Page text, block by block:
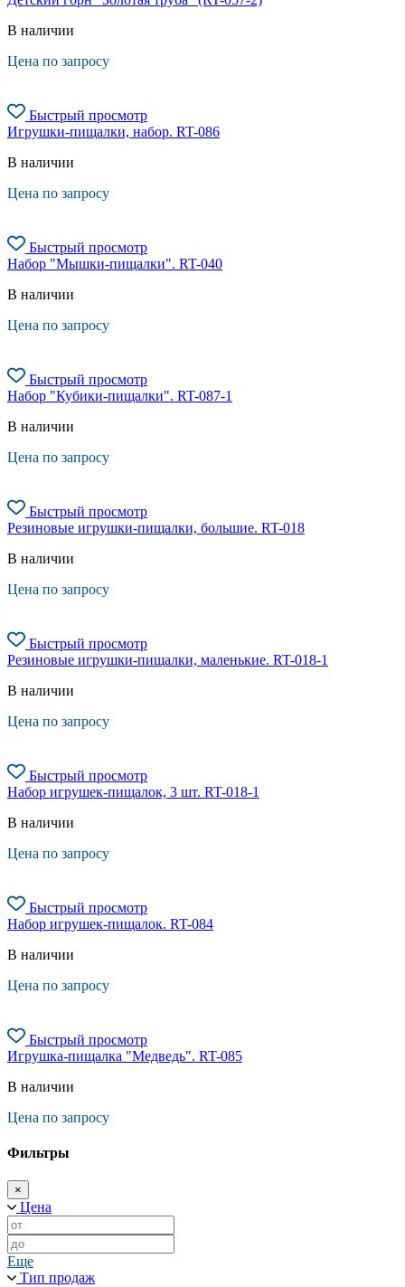
В наличии
Цена по запросу
Быстрый просмотр
Игрушки-пищалки, набор. RT-086
В наличии
Цена по запросу
Быстрый просмотр
Набор "Мышки-пищалки". RT-040
В наличии
Цена по запросу
Быстрый просмотр
Набор "Кубики-пищалки". RT-087-1
В наличии
Цена по запросу
Быстрый просмотр
Резиновые игрушки-пищалки, большие. RT-018
В наличии
Цена по запросу
Быстрый просмотр
Резиновые игрушки-пищалки, маленькие. RT-018-1
В наличии
Цена по запросу
Быстрый просмотр
Набор игрушек-пищалок, 3 шт. RT-018-1
В наличии
Цена по запросу
Быстрый просмотр
Набор игрушек-пищалок. RT-084
В наличии
Цена по запросу
Быстрый просмотр
Игрушка-пищалка "Медведь". RT-085
В наличии
Цена по запросу
Фильтры
×
Цена
Еще
Тип продаж